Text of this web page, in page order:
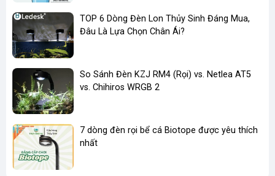
TOP 6 Dòng Đèn Lon Thủy Sinh Đáng Mua,
Đâu Là Lựa Chọn Chân Ái?
So Sánh Đèn KZJ RM4 (Rọi) vs. Netlea AT5
vs. Chihiros WRGB 2
7 dòng đèn rọi bể cá Biotope được yêu thích
nhất